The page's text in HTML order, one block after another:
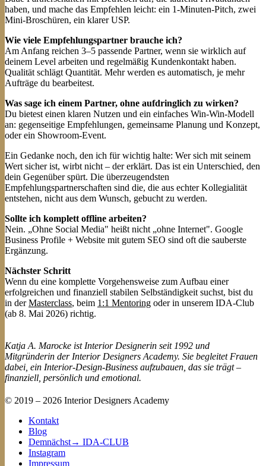
haben, und mache das Empfehlen leicht: ein 1-Minuten-Pitch, zwei
Mini-Broschüren, ein klarer USP.
Wie viele Empfehlungspartner brauche ich?
Am Anfang reichen 3–5 passende Partner, wenn sie wirklich auf
deinem Level arbeiten und regelmäßig Kundenkontakt haben.
Qualität schlägt Quantität. Mehr werden es automatisch, je mehr
Aufträge du bearbeitest.
Was sage ich einem Partner, ohne aufdringlich zu wirken?
Du bietest einen klaren Nutzen und ein einfaches Win-Win-Modell
an: gegenseitige Empfehlungen, gemeinsame Planung und Konzept,
oder ein Showroom-Event.
Ein Gedanke noch, den ich für wichtig halte: Wer sich mit seinem
Wert sicher ist, wirbt nicht – der erklärt. Das ist ein Unterschied, den
dein Gegenüber spürt. Die überzeugendsten
Empfehlungspartnerschaften sind die, die aus echter Kollegialität
entstehen, nicht aus dem Wunsch, gebucht zu werden.
Sollte ich komplett offline arbeiten?
Nein. „Ohne Social Media" heißt nicht „ohne Internet". Google
Business Profile + Website mit gutem SEO sind oft die sauberste
Ergänzung.
Nächster Schritt
Wenn du eine komplette Vorgehensweise zum Aufbau einer
erfolgreichen und finanziell stabilen Selbständigkeit suchst, bist du
in derMasterclass, beim 1:1 Mentoring oder in unserem IDA-Club
(ab 8. Mai 2026) richtig.
Katja A. Marocke ist Interior Designerin seit 1992 und
Mitgründerin der Interior Designers Academy. Sie begleitet Frauen
dabei, ein Interior-Design-Business aufzubauen, das sie trägt –
finanziell, persönlich und emotional.
© 2019 – 2026 Interior Designers Academy
Kontakt
Blog
Demnächst→ IDA-CLUB
Instagram
Impressum